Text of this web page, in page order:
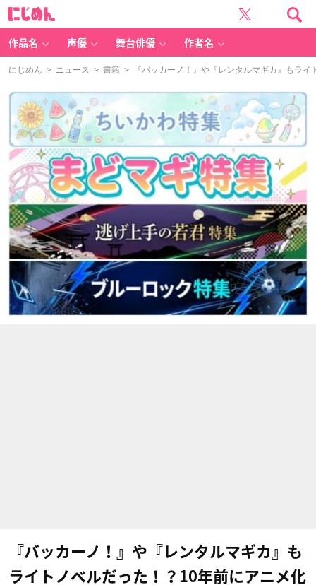
作品名 声優 舞台俳優 作者名
にじめん > ニュース > 書籍 > 『バッカーノ！』や『レンタルマギカ』もラ
『バッカーノ！』や『レンタルマギカ』も
ライトノベルだった！？10年前にアニメ化